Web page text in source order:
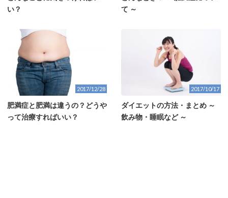
い？
て ～
2017/12/28
肥満症と肥満は違うの？どうや
って治療すればいい？
2017/10/17
ダイエットの方法・まとめ ～
飲み物・睡眠など ～